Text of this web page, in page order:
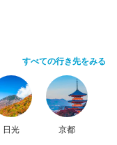
すべての行き先をみる
日光 京都